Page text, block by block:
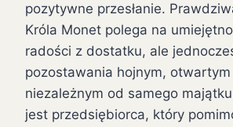
pozytywne przesłanie.
Króla Monet polega na
radości z dostatku, ale
pozostawania hojnym,
niezależnym od samego
jest przedsiębiorca, który